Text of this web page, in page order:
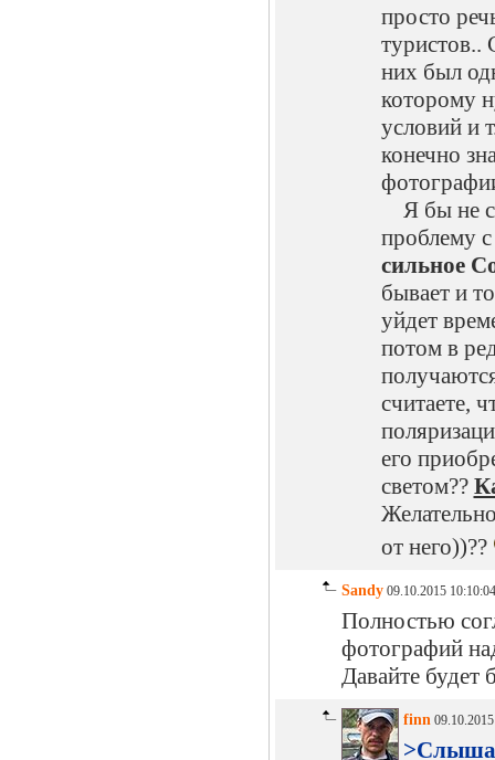
просто
туристов..
них был
которому
условий и
конечно
Я бы не
проблему
сильное
бывает и
уйдет
потом в
считаете,
его
светом??
от него))??
Sandy09.10.2015 10:10:04
Полностью
фотографий
Давайте будет
finn